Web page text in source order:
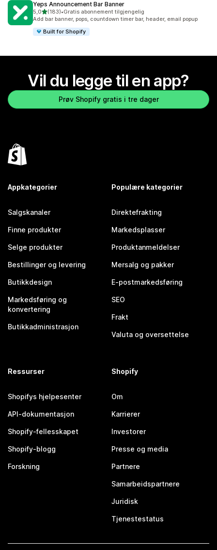
Yeps Announcement Bar Banner
5,0av 5 stjerner
(183)
Totalt 183 omtaler
•Gratis abonnement tilgjengelig
Add bar banner, pops, countdown timer bar, header, email popup
Built for Shopify
Vil du legge til en app?
Prøv Shopify gratis i tre dager
Appkategorier
Salgskanaler
Finne produkter
Selge produkter
Bestillinger og levering
Butikkdesign
Markedsføring og
konvertering
Butikkadministrasjon
Populære kategorier
Direktefrakting
Markedsplasser
Produktanmeldelser
Mersalg og pakker
E-postmarkedsføring
SEO
Frakt
Valuta og oversettelse
Ressurser
Shopifys hjelpesenter
API-dokumentasjon
Shopify-fellesskapet
Shopify-blogg
Forskning
Shopify
Om
Karrierer
Investorer
Presse og media
Partnere
Samarbeidspartnere
Juridisk
Tjenestestatus